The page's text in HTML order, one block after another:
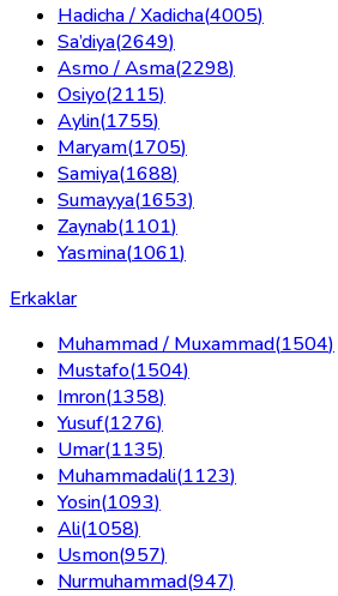
Hadicha / Xadicha(4005)
Sa’diya(2649)
Asmo / Asma(2298)
Osiyo(2115)
Aylin(1755)
Maryam(1705)
Samiya(1688)
Sumayya(1653)
Zaynab(1101)
Yasmina(1061)
Erkaklar
Muhammad / Muxammad(1504)
Mustafo(1504)
Imron(1358)
Yusuf(1276)
Umar(1135)
Muhammadali(1123)
Yosin(1093)
Ali(1058)
Usmon(957)
Nurmuhammad(947)